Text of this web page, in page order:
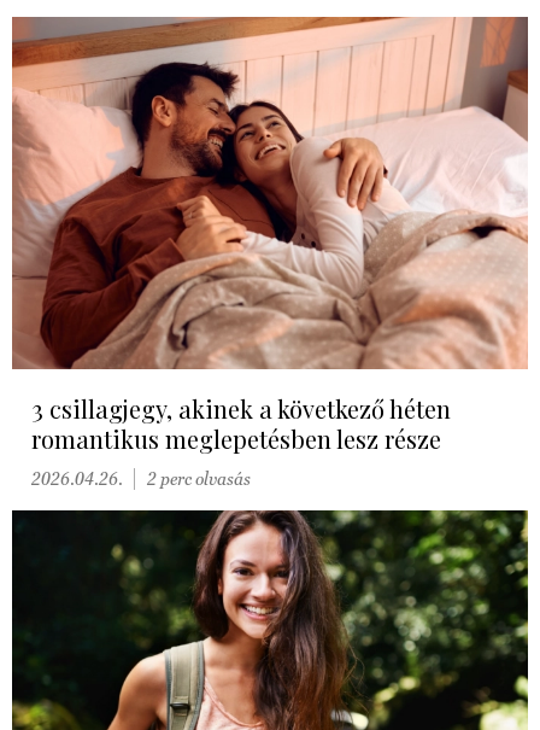
3 csillagjegy, akinek a következő héten
romantikus meglepetésben lesz része
2026.04.26. 2 perc olvasás